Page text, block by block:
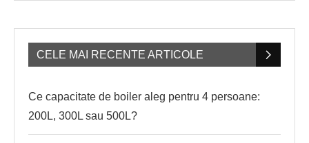
CELE MAI RECENTE ARTICOLE
Ce capacitate de boiler aleg pentru 4 persoane:
200L, 300L sau 500L?